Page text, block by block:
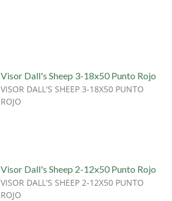
Visor Dall's Sheep 3-18x50 Punto Rojo
VISOR DALL'S SHEEP 3-18X50 PUNTO
ROJO
Visor Dall's Sheep 2-12x50 Punto Rojo
VISOR DALL'S SHEEP 2-12X50 PUNTO
ROJO